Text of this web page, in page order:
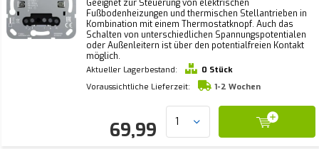
Geeignet zur Steuerung von elektrischen
Fußbodenheizungen und thermischen Stellantrieben in
Kombination mit einem Thermostatknopf. Auch das
Schalten von unterschiedlichen Spannungspotentialen
oder Außenleitern ist über den potentialfreien Kontakt
möglich.
Aktueller Lagerbestand:
0 Stück
Voraussichtliche Lieferzeit:
1-2 Wochen
69,99